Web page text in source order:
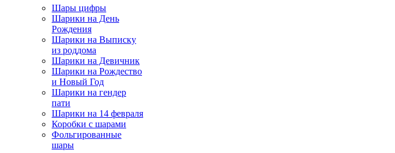
Шары цифры
Шарики на День
Рождения
Шарики на Выписку
из роддома
Шарики на Девичник
Шарики на Рождество
и Новый Год
Шарики на гендер
пати
Шарики на 14 февраля
Коробки с шарами
Фольгированные
шары